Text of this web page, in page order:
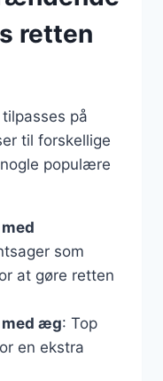
retten
på
til forskellige
populære
som
at gøre retten
æg: Top
en ekstra